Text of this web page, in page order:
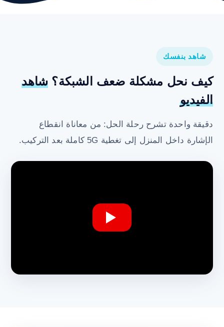
شاهد بنفسك
كيف نحل مشكلة ضعف الشبكة؟ شاهد
الفيديو
دقيقة واحدة تشرح رحلة الحل: من معاناة انقطاع
الإشارة داخل المنزل إلى تغطية 5G كاملة بعد التركيب.